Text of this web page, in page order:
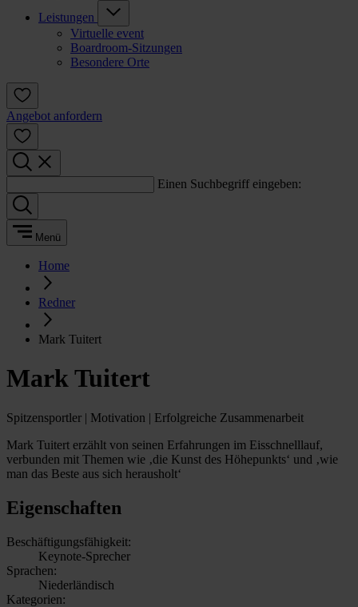
Leistungen
Virtuelle event
Boardroom-Sitzungen
Besondere Orte
Angebot anfordern
Einen Suchbegriff eingeben:
Menü
Home
Redner
Mark Tuitert
Mark Tuitert
Spitzensportler | Motivation | Erfolgreiche Zusammenarbeit
Mark Tuitert erzählt von seinen Erfahrungen im Eisschnelllauf,
verbunden mit Themen wie ‚die Kunst des Höhepunkts‘ und ‚wie
man das Beste aus sich herausholt‘
Eigenschaften
Beschäftigungsfähigkeit:
Keynote-Sprecher
Sprachen:
Niederländisch
Kategorien: